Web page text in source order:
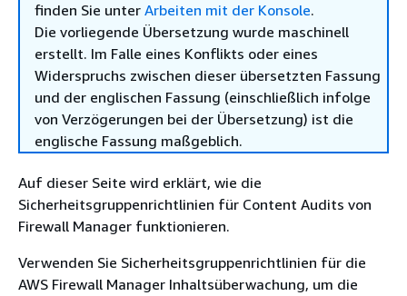
finden Sie unter Arbeiten mit der Konsole.
Die vorliegende Übersetzung wurde maschinell
erstellt. Im Falle eines Konflikts oder eines
Widerspruchs zwischen dieser übersetzten Fassung
und der englischen Fassung (einschließlich infolge
von Verzögerungen bei der Übersetzung) ist die
englische Fassung maßgeblich.
Auf dieser Seite wird erklärt, wie die
Sicherheitsgruppenrichtlinien für Content Audits von
Firewall Manager funktionieren.
Verwenden Sie Sicherheitsgruppenrichtlinien für die
AWS Firewall Manager Inhaltsüberwachung, um die